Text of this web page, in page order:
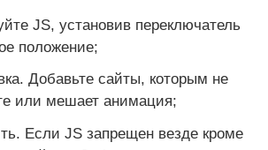
JS, установив переключатель
положение;
Добавьте сайты, которым не
или мешает анимация;
Если JS запрещен везде кроме